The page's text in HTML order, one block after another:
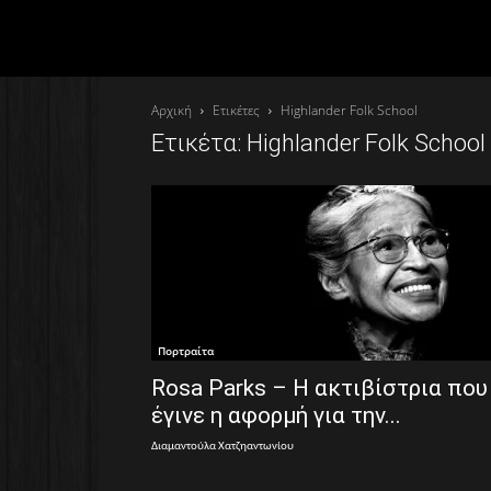
Αρχική Ετικέτες Highlander Folk School
Ετικέτα: Highlander Folk School
Πορτραίτα
Rosa Parks – Η ακτιβίστρια που
έγινε η αφορμή για την...
Διαμαντούλα Χατζηαντωνίου